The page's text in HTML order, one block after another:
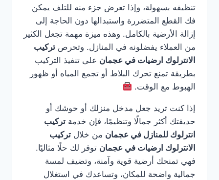
تنظيفه بسهولة، وإذا تعرض جزء منه للتلف يمكن
فك القطع المتضررة واستبدالها دون الحاجة إلى
إزالة الأرضية بالكامل. وهذه ميزة مهمة تجعل الكثير
من العملاء يفضلونه في المنازل. وتحرص تركيب
الانترلوك ارضيات في عجمان على تنفيذ التركيب
بطريقة تمنع تحرك البلاط أو تجمع المياه أو ظهور
الهبوط مع الوقت.
إذا كنت تريد جعل مدخل منزلك أو حوشك أو
حديقتك أكثر جمالًا وتنظيمًا، فإن خدمة تركيب
انترلوك للمنازل في عجمان من خلال تركيب
الانترلوك ارضيات في عجمان توفر لك حلًا مثاليًا.
فهي تمنحك أرضية قوية وآمنة، وتضيف لمسة
جمالية واضحة للمكان، وتساعدك في استغلال